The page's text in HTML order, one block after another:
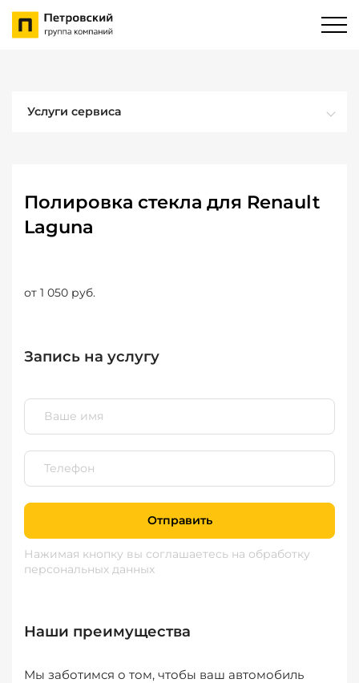
Услуги сервиса
Полировка стекла для Renault
Laguna
от 1 050 руб.
Запись на услугу
Отправить
Нажимая кнопку вы соглашаетесь на обработку
персональных данных
Наши преимущества
Мы заботимся о том, чтобы ваш автомобиль